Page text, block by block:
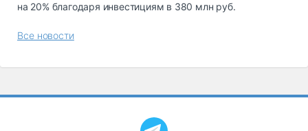
на 20% благодаря инвестициям в 380 млн руб.
Все новости